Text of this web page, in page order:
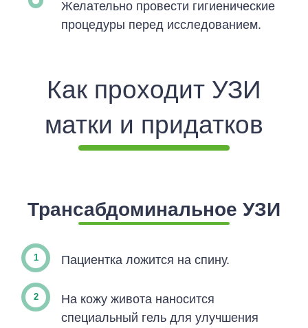
Желательно провести гигиенические
процедуры перед исследованием.
Как проходит УЗИ
матки и придатков
Трансабдоминальное УЗИ
Пациентка ложится на спину.
На кожу живота наносится
специальный гель для улучшения